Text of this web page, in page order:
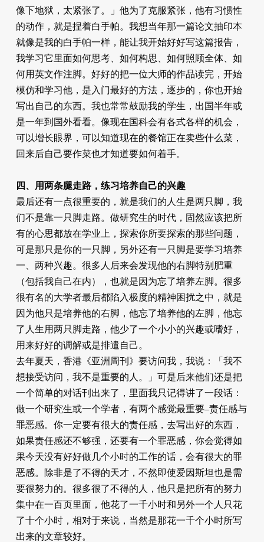
像下地狱，太紧张了。」他为了克服紧张，他有习惯性
的动作，就是捏着白手帕。我想当年那一篇论文抽印本
就像是我的白手帕一样，能让我开始好好写这篇报告，
我学习它里面如何思考、如何构思、如何照顾全体、如
何用英文作注脚。好好的把一位大师的作品读完，开始
模仿和学习他，是入门最好的方法，逐步的，你也开始
写出自己的东西。我也常常鼓励我的学生，出国半年或
是一年到国外看看。像现在国科会有各式各样的机会，
可以增长眼界，可以知道现在的餐馆正在卖些什么菜，
回来后自己要作菜也才知道要如何着手。
四、用两条腿走路，练习培养自己的兴趣
最后还有一点很重要的，就是我们的人生是两只脚，我
们不是靠一只脚走路。做研究生的时代，固然应该把所
有的心思都放在学业上，探索你所要探索的那些问题，
可是那只是你的一只脚，另外还有一只脚是要学习培养
一、两种兴趣。很多人后来会发现他的右脚特别肥重
（包括我自己在内），也就是因为忘了培养左脚。很多
很有名的大学者最后都陷入极度的精神困扰之中，就是
因为他只是培养他的右脚，他忘了培养他的左脚，他忘
了人生用两只脚走路，他少了一个小小的兴趣或嗜好，
用来好好的调解或是排遣自己。
去年夏天，香港《亚洲周刊》要访问我，我说：「我不
想接受访问，我不是重要的人。」可是后来他们还是把
一个简单的对话刊出来了，里面我只记得讲了一段话：
做一个研究生或一个学者，有两个感觉最重要–责任感与
罪恶感。你一定要有很大的责任感，去写出好的东西，
如果责任感还不够强，还要有一个罪恶感，你会觉得如
果今天没有好好做几个小时的工作的话，会有很大的罪
恶感。除非是了不得的天才，不然即使爱因斯坦也是需
要很努力的。很多很了不得的人，他只是把所有的努力
集中在一百页里面，他花了一千小时和另外一个人只花
了十个小时，相对于来说，当然是那花一千个小时所写
出来的文章较好。